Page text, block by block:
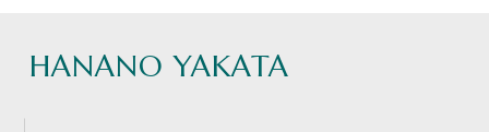
HANANO YAKATA